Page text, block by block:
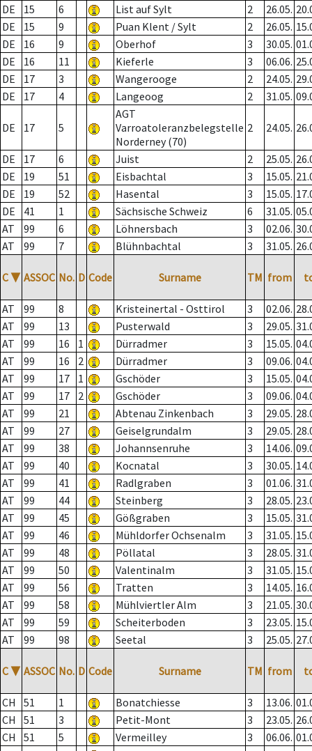
DE
15 6 List auf Sylt 2 26.05.
DE
15 9 Puan Klent / Sylt 2 26.05.
DE
16 9 Oberhof 3 30.05.
DE
16 11 Kieferle 3 06.06.
DE
17 3 Wangerooge 2 24.05.
DE
17 4 Langeoog 2 31.05.
DE 17 5
AGT
Varroatoleranzbelegstelle
Norderney (70)
2 24.05.
DE 17 6 Juist 2 25.05.
DE
19 51 Eisbachtal 3 15.05.
DE
19 52 Hasental 3 15.05.
DE
41 1 Sächsische Schweiz 6 31.05.
AT
99 6 Löhnersbach 3 02.06.
AT
99 7 Blühnbachtal 3 31.05.
C ▼ ASSOC No. D Code Surname TM from
AT 99 8 Kristeinertal - Osttirol 3 02.06.
AT
99 13 Pusterwald 3 29.05.
AT
99 16 1 Dürradmer 3 15.05.
AT
99 16 2 Dürradmer 3 09.06.
AT
99 17 1 Gschöder 3 15.05.
AT
99 17 2 Gschöder 3 09.06.
AT
99 21 Abtenau Zinkenbach 3 29.05.
AT
99 27 Geiselgrundalm 3 29.05.
AT
99 38 Johannsenruhe 3 14.06.
AT
99 40 Kocnatal 3 30.05.
AT
99 41 Radlgraben 3 01.06.
AT
99 44 Steinberg 3 28.05.
AT
99 45 Gößgraben 3 15.05.
AT
99 46 Mühldorfer Ochsenalm 3 31.05.
AT
99 48 Pöllatal 3 28.05.
AT
99 50 Valentinalm 3 31.05.
AT
99 56 Tratten 3 14.05.
AT
99 58 Mühlviertler Alm 3 21.05.
AT
99 59 Scheiterboden 3 23.05.
AT
99 98 Seetal 3 25.05.
C ▼ ASSOC No. D Code Surname TM from
CH 51 1 Bonatchiesse 3 13.06.
CH
51 3 Petit-Mont 3 23.05.
CH
51 5 Vermeilley 3 06.06.